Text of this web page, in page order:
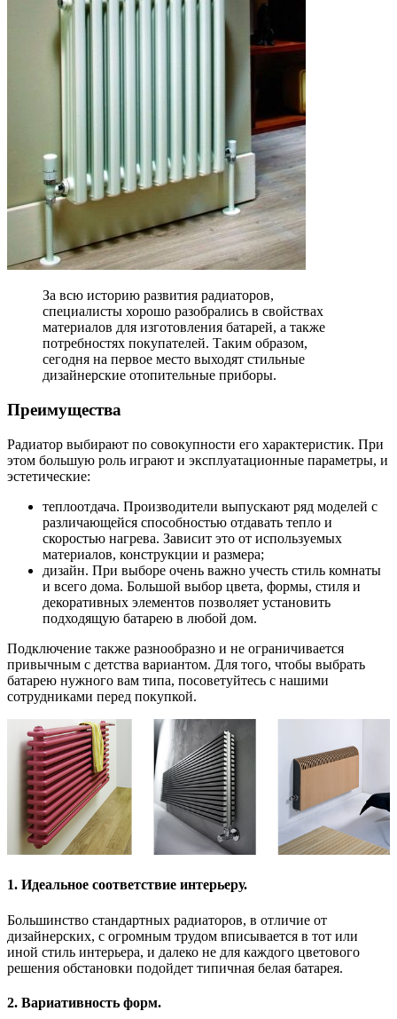
За всю историю развития радиаторов,
специалисты хорошо разобрались в свойствах
материалов для изготовления батарей, а также
потребностях покупателей. Таким образом,
сегодня на первое место выходят стильные
дизайнерские отопительные приборы.
Преимущества
Радиатор выбирают по совокупности его характеристик. При
этом большую роль играют и эксплуатационные параметры, и
эстетические:
теплоотдача. Производители выпускают ряд моделей с
различающейся способностью отдавать тепло и
скоростью нагрева. Зависит это от используемых
материалов, конструкции и размера;
дизайн. При выборе очень важно учесть стиль комнаты
и всего дома. Большой выбор цвета, формы, стиля и
декоративных элементов позволяет установить
подходящую батарею в любой дом.
Подключение также разнообразно и не ограничивается
привычным с детства вариантом. Для того, чтобы выбрать
батарею нужного вам типа, посоветуйтесь с нашими
сотрудниками перед покупкой.
1. Идеальное соответствие интерьеру.
Большинство стандартных радиаторов, в отличие от
дизайнерских, с огромным трудом вписывается в тот или
иной стиль интерьера, и далеко не для каждого цветового
решения обстановки подойдет типичная белая батарея.
2. Вариативность форм.